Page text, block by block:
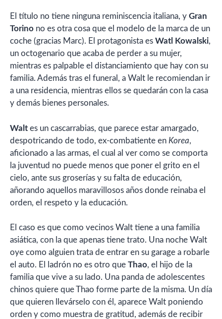
El título no tiene ninguna reminiscencia italiana, y Gran
Torino no es otra cosa que el modelo de la marca de un
coche (gracias Marc). El protagonista es Watl Kowalski,
un octogenario que acaba de perder a su mujer,
mientras es palpable el distanciamiento que hay con su
familia. Además tras el funeral, a Walt le recomiendan ir
a una residencia, mientras ellos se quedarán con la casa
y demás bienes personales.
Walt es un cascarrabias, que parece estar amargado,
despotricando de todo, ex-combatiente en Korea,
aficionado a las armas, el cual al ver como se comporta
la juventud no puede menos que poner el grito en el
cielo, ante sus groserías y su falta de educación,
añorando aquellos maravillosos años donde reinaba el
orden, el respeto y la educación.
El caso es que como vecinos Walt tiene a una familia
asiática, con la que apenas tiene trato. Una noche Walt
oye como alguien trata de entrar en su garage a robarle
el auto. El ladrón no es otro que Thao, el hijo de la
familia que vive a su lado. Una panda de adolescentes
chinos quiere que Thao forme parte de la misma. Un día
que quieren llevárselo con él, aparece Walt poniendo
orden y como muestra de gratitud, además de recibir